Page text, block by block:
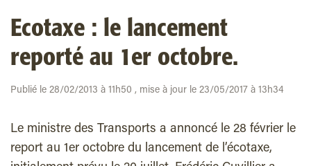
Ecotaxe : le lancement
reporté au 1er octobre.
Publié le 28/02/2013 à 11h50 , mise à jour le 23/05/2017 à 13h34
Le ministre des Transports a annoncé le 28 février le
report au 1er octobre du lancement de l’écotaxe,